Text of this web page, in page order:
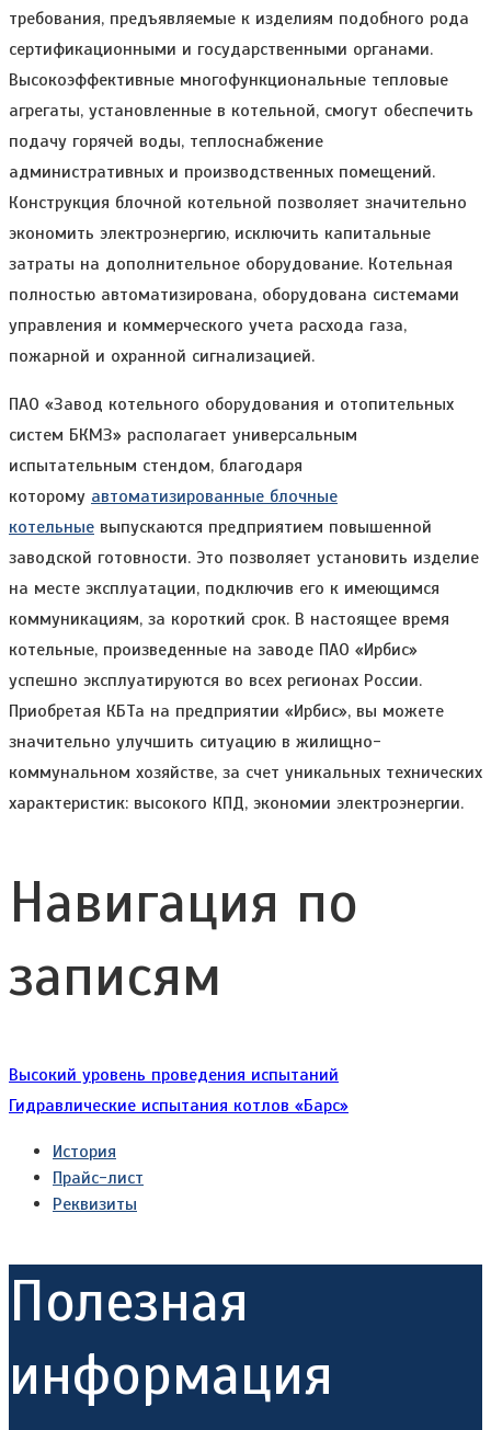
требования, предъявляемые к изделиям подобного рода
сертификационными и государственными органами.
Высокоэффективные многофункциональные тепловые
агрегаты, установленные в котельной, смогут обеспечить
подачу горячей воды, теплоснабжение
административных и производственных помещений.
Конструкция блочной котельной позволяет значительно
экономить электроэнергию, исключить капитальные
затраты на дополнительное оборудование. Котельная
полностью автоматизирована, оборудована системами
управления и коммерческого учета расхода газа,
пожарной и охранной сигнализацией.
ПАО «Завод котельного оборудования и отопительных
систем БКМЗ» располагает универсальным
испытательным стендом, благодаря
которому автоматизированные блочные
котельные выпускаются предприятием повышенной
заводской готовности. Это позволяет установить изделие
на месте эксплуатации, подключив его к имеющимся
коммуникациям, за короткий срок. В настоящее время
котельные, произведенные на заводе ПАО «Ирбис»
успешно эксплуатируются во всех регионах России.
Приобретая КБТа на предприятии «Ирбис», вы можете
значительно улучшить ситуацию в жилищно-
коммунальном хозяйстве, за счет уникальных технических
характеристик: высокого КПД, экономии электроэнергии.
Навигация по
записям
Высокий уровень проведения испытаний
Гидравлические испытания котлов «Барс»
История
Прайс-лист
Реквизиты
Полезная
информация